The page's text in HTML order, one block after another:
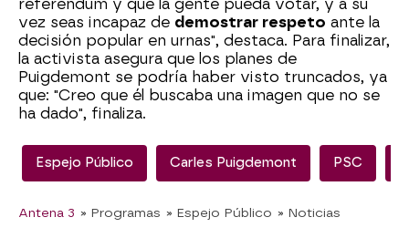
referéndum y que la gente pueda votar, y a su
vez seas incapaz de demostrar respeto ante la
decisión popular en urnas", destaca. Para finalizar,
la activista asegura que los planes de
Puigdemont se podría haber visto truncados, ya
que: "Creo que él buscaba una imagen que no se
ha dado", finaliza.
Espejo Público Carles Puigdemont PSC
Antena 3 » Programas » Espejo Público » Noticias